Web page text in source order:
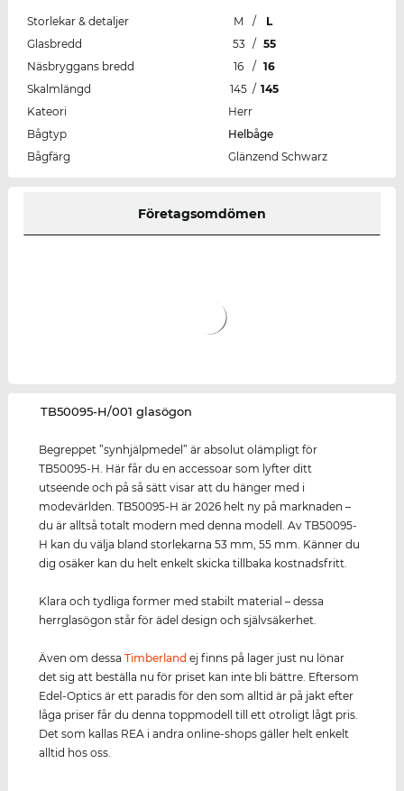
Storlekar & detaljer M /
L
Glasbredd
53 / 55
Näsbryggans bredd
16 / 16
Skalmlängd
145 / 145
Kateori
Herr
Bågtyp
Helbåge
Bågfärg
Glänzend Schwarz
Företagsomdömen
‌TB50095-H/001 glasögon
Begreppet ”synhjälpmedel” är absolut olämpligt för
TB50095-H. Här får du en accessoar som lyfter ditt
utseende och på så sätt visar att du hänger med i
modevärlden. TB50095-H är 2026 helt ny på marknaden –
du är alltså totalt modern med denna modell. Av TB50095-
H kan du välja bland storlekarna 53 mm, 55 mm. Känner du
dig osäker kan du helt enkelt skicka tillbaka kostnadsfritt.
Klara och tydliga former med stabilt material – dessa
herrglasögon står för ädel design och självsäkerhet.
Även om dessaTimberland ej finns på lager just nu lönar
det sig att beställa nu för priset kan inte bli bättre. Eftersom
Edel-Optics är ett paradis för den som alltid är på jakt efter
låga priser får du denna toppmodell till ett otroligt lågt pris.
Det som kallas REA i andra online-shops gäller helt enkelt
alltid hos oss.